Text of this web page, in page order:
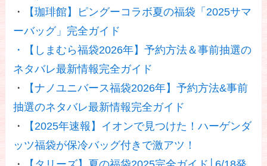
・
【珈琲館】ピングーコラボ夏の福袋「2025サマ
ーバッグ」完全ガイド
・
【しまむら福袋2026年】予約方法＆事前抽選の
ネタバレ最新情報完全ガイド
・
【ナノユニバース福袋2026年】予約方法&事前
抽選のネタバレ最新情報完全ガイド
・
【2025年速報】イオンで見つけた！ハーゲンダ
ッツ福袋が保冷バッグ付きで激アツ！